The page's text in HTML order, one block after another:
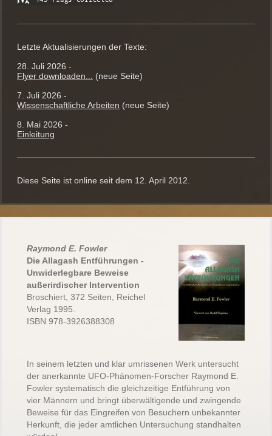
Letzte Aktualisierungen der Texte:
28. Juli 2026 -
Flyer downloaden...
(neue Seite)
7. Juli 2026 -
Wissenschaftliche Arbeiten (neue Seite)
8. Mai 2026 -
Einleitung
Diese Seite ist online seit dem 12. April 2012.
Raymond E. Fowler
Die Allagash Entführungen -
Unwiderlegbare Beweise
außerirdischer Intervention
Broschiert, 372 Seiten, Reichel
Verlag 1995.
ISBN 978-3926388308
In seinem letzten und klar umrissenen Werk untersucht
der anerkannte UFO-Phänomen-Forscher Raymond E.
Fowler systematisch die gleichzeitige Entführung von
vier Männern und bringt überwältigende und zwingende
Beweise für das Eingreifen von Besuchern unbekannter
Herkunft, die jeder amtlichen Untersuchung standhalten